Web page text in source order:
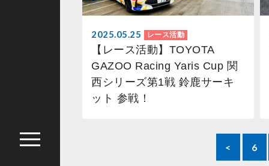
2025.05.25 レース活動
【レース活動】TOYOTA
GAZOO Racing Yaris Cup 関
西シリーズ第1戦 鈴鹿サーキ
ット 参戦！
< 6